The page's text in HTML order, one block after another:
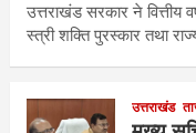
उत्तराखंड सरकार ने वित्तीय
स्त्री शक्ति पुरस्कार तथा
उत्तराखंड